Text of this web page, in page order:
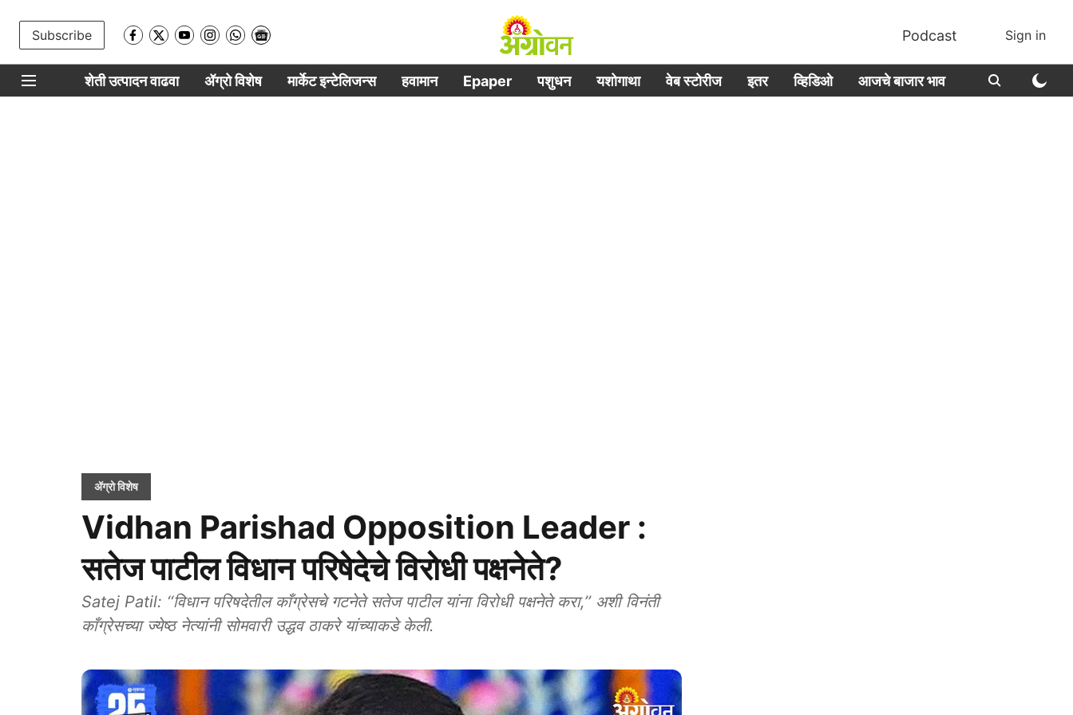
Subscribe Podcast Sign in
शेती उत्पादन वाढवा ॲग्रो विशेष मार्केट इन्टेलिजन्स हवामान Epaper पशुधन यशोगाथा वेब स्टोरीज इतर व्हिडिओ आजचे बाजार भाव
ॲग्रो विशेष
Vidhan Parishad Opposition Leader :
सतेज पाटील विधान परिषेदेचे विरोधी पक्षनेते?
Satej Patil: ‘‘विधान परिषदेतील काँग्रेसचे गटनेते सतेज पाटील यांना विरोधी पक्षनेते करा,’’ अशी विनंती
काँग्रेसच्या ज्येष्ठ नेत्यांनी सोमवारी उद्धव ठाकरे यांच्याकडे केली.